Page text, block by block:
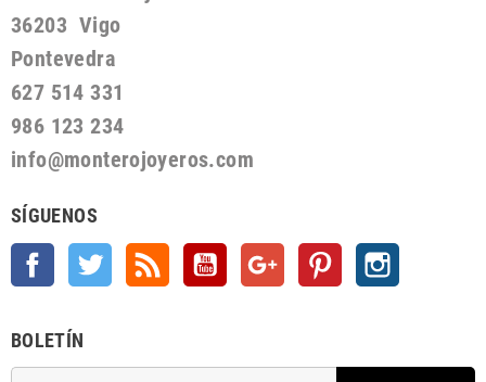
36203 Vigo
Pontevedra
627 514 331
986 123 234
info@monterojoyeros.com
SÍGUENOS
Facebook Twitter YouTube Google + Pinterest
BOLETÍN